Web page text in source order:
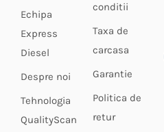
Echipa
Express
Diesel
Despre noi
Tehnologia
QualityScan
conditii
Taxa de
carcasa
Garantie
Politica de
retur